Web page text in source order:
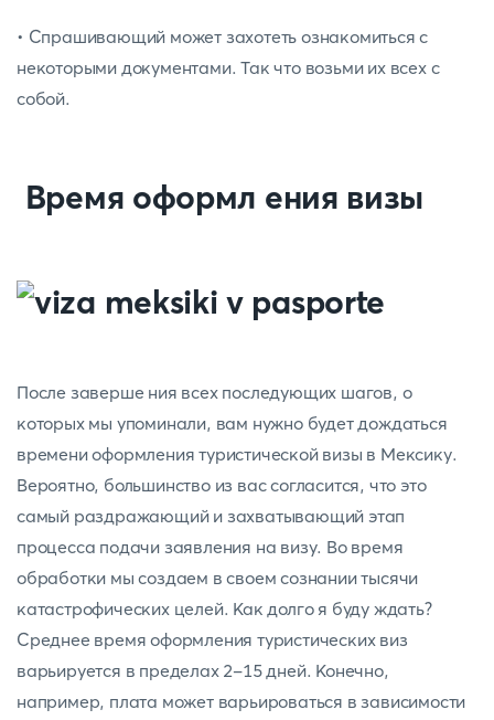
• Спрашивающий может захотеть ознакомиться с
некоторыми документами. Так что возьми их всех с
собой.
Время оформл ения визы
После заверше ния всех последующих шагов, о
которых мы упоминали, вам нужно будет дождаться
времени оформления туристической визы в Мексику.
Вероятно, большинство из вас согласится, что это
самый раздражающий и захватывающий этап
процесса подачи заявления на визу. Во время
обработки мы создаем в своем сознании тысячи
катастрофических целей. Как долго я буду ждать?
Среднее время оформления туристических виз
варьируется в пределах 2-15 дней. Конечно,
например, плата может варьироваться в зависимости